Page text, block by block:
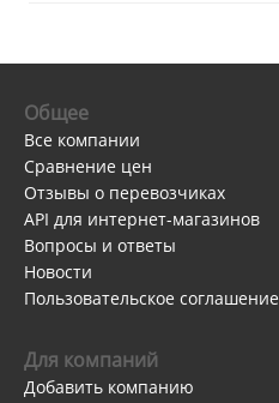
Общее
Все компании
Сравнение цен
Отзывы о перевозчиках
API для интернет-магазинов
Вопросы и ответы
Новости
Пользовательское соглашение
Для компаний
Добавить компанию